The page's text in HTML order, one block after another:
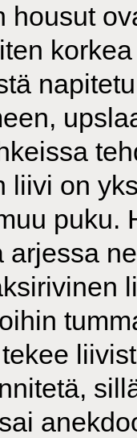
housut
liivi on
puku.
arjessa